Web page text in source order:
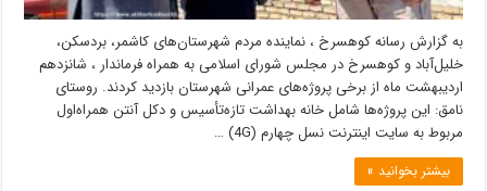
به گزارش رسانه کوهسرخ ، نماینده مردم شهرستان‌های کاشمر، بردسکن،
خلیل‌آباد و کوهسرخ در مجلس شورای اسلامی به همراه فرماندار ، شانزدهم
اردیبهشت ماه از برخی پروژه‌های عمرانی شهرستان بازدید کردند. روستای
نامق: این پروژه‌ها شامل خانه بهداشت تازه‌تأسیس و دکل آنتن همراه‌اول
مربوط به سایت اینترنت نسل چهارم (4G) …
بیشتر بخوانید »